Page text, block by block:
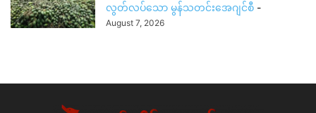
လွတ်လပ်သော မွန်သတင်းအေဂျင်စီ -
August 7, 2026